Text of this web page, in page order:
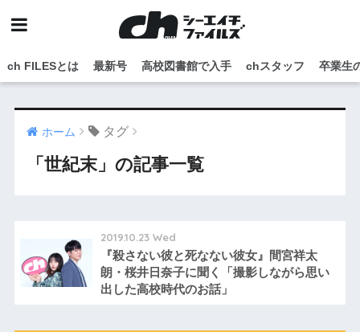
ch FILESとは 最新号 高校図書館で入手 chスタッフ 卒業生
ホーム タグ
「世紀末」の記事一覧
2019.10.23 Wed
『殺さない彼と死なない彼女』間宮祥太
朗・桜井日奈子に聞く「撮影しながら思い
出した高校時代のお話」